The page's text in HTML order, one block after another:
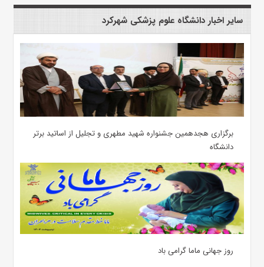
سایر اخبار دانشگاه علوم پزشکی شهرکرد
برگزاری هجدهمین جشنواره شهید مطهری و تجلیل از اساتید برتر
دانشگاه
روز جهانی ماما گرامی باد